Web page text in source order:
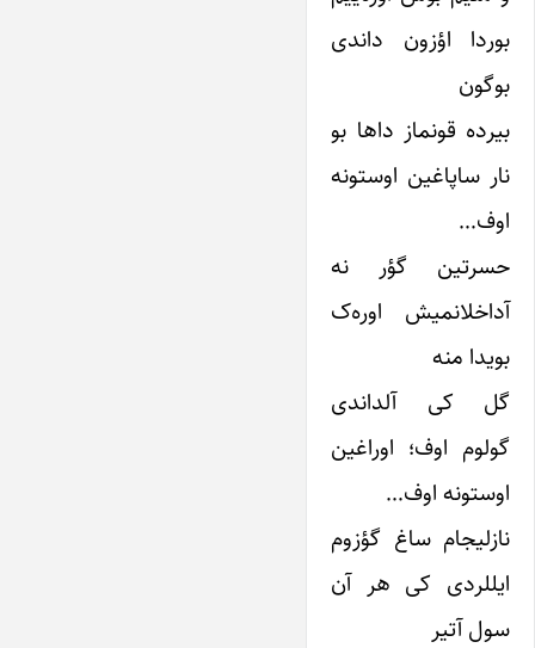
بوردا اؤزون داندی
بوگون
بیرده قونماز داها بو
نار ساپاغین اوستونه
اوف…
حسرتین گؤر نه
آداخلانمیش اوره‌ک
بویدا منه
گل کی آلداندی
گولوم اوف؛ اوراغین
اوستونه اوف…
نازلیجام ساغ گؤزوم
ایللردی کی هر آن
سول آتیر